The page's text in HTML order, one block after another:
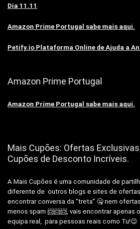
Dia 11.11
Amazon Prime Portugal sabe mais aqui.
Petify.io Plataforma Online de Ajuda a
Amazon Prime Portugal
Amazon Prime Portugal sabe mais aqui.
Mais Cupões: Ofertas
Cupões de Desconto Incríveis.
A Mais Cupões é uma comunidade de
diferente de outros blogs e sites de
encontrar conversa da “treta” 🤐 nem
menos spam 📨📨📨, vais encontrar apenas
equipa real, para pessoas reais como Tu!😉